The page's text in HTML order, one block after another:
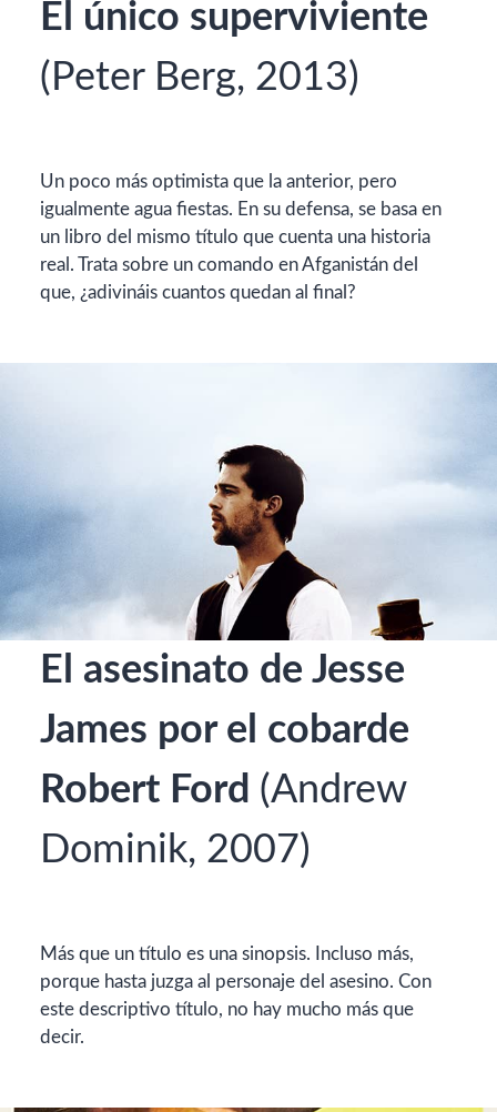
El único superviviente
(Peter Berg, 2013)
Un poco más optimista que la anterior, pero
igualmente agua fiestas. En su defensa, se basa en
un libro del mismo título que cuenta una historia
real. Trata sobre un comando en Afganistán del
que, ¿adivináis cuantos quedan al final?
El asesinato de Jesse
James por el cobarde
Robert Ford (Andrew
Dominik, 2007)
Más que un título es una sinopsis. Incluso más,
porque hasta juzga al personaje del asesino. Con
este descriptivo título, no hay mucho más que
decir.